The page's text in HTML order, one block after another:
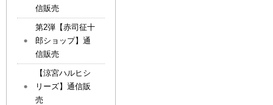
信販売
第2弾【赤司征十
郎ショップ】通
信販売
【涼宮ハルヒシ
リーズ】通信販
売